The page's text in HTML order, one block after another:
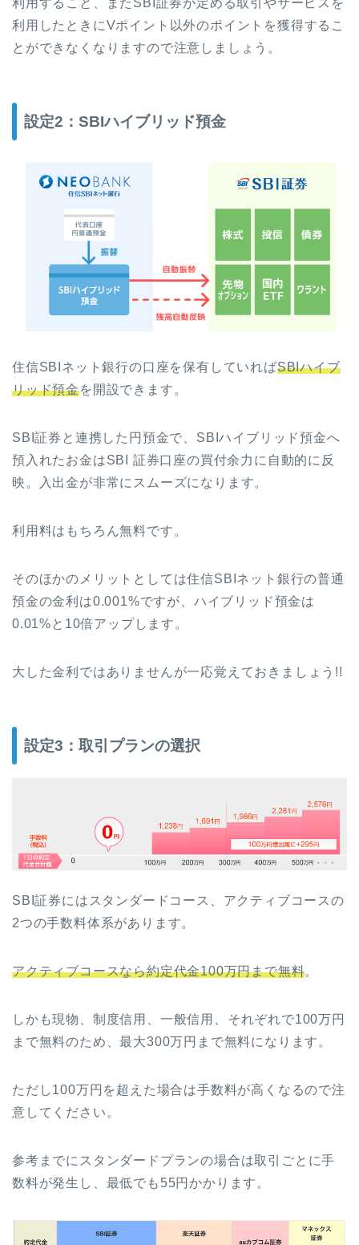
利用したときにVポイント以外のポイントを獲得するこ
とができなくなりますので注意しましょう。
設定2：SBIハイブリッド預金
住信SBIネット銀行の口座を保有していればSBIハイブ
リッド預金を開設できます。
SBI証券と連携した円預金で、SBIハイブリッド預金へ
預入れたお金はSBI 証券口座の買付余力に自動的に反
映。入出金が非常にスムーズになります。
利用料はもちろん無料です。
そのほかのメリットとしては住信SBIネット銀行の普通
預金の金利は0.001%ですが、ハイブリッド預金は
0.01%と10倍アップします。
大した金利ではありませんが一応覚えておきましょう!!
設定3：取引プランの選択
SBI証券にはスタンダードコース、アクティブコースの
2つの手数料体系があります。
アクティブコースなら約定代金100万円まで無料。
しかも現物、制度信用、一般信用、それぞれで100万円
まで無料のため、最大300万円まで無料になります。
ただし100万円を超えた場合は手数料が高くなるので注
意してください。
参考までにスタンダードプランの場合は取引ごとに手
数料が発生し、最低でも55円かかります。